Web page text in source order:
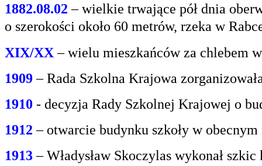
1882.08.02 – wielkie trwające pół dnia
o szerokości około 60 metrów, rzeka w
XIX/XX– wielu mieszkańców za chlebem
1909 – Rada Szkolna Krajowa
1910 - decyzja Rady Szkolnej Krajowej o
1912 – otwarcie budynku szkoły w
1913– Władysław Skoczylas wykonał